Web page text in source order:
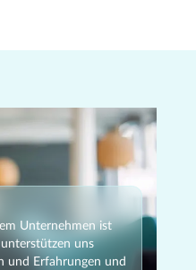
Unternehmen ist
uns
und Erfahrungen und